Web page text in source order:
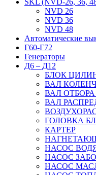
SKL (NVD-26, 36,
NVD 26
NVD 36
NVD 48
Автоматические
Г60-Г72
Генераторы
Д6 – Д12
БЛОК
ВАЛ
ВАЛ
ВАЛ
ГОЛОВКА
КАРТЕР
НАСОС
НАСОС
НАСОС